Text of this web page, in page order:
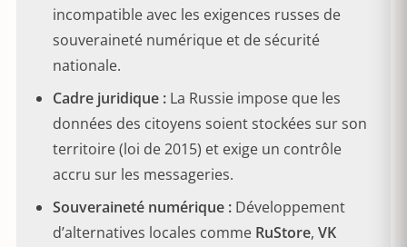
incompatible avec les exigences russes de
souveraineté numérique et de sécurité
nationale.
Cadre juridique : La Russie impose que les
données des citoyens soient stockées sur son
territoire (loi de 2015) et exige un contrôle
accru sur les messageries.
Souveraineté numérique : Développement
d’alternatives locales comme RuStore, VK